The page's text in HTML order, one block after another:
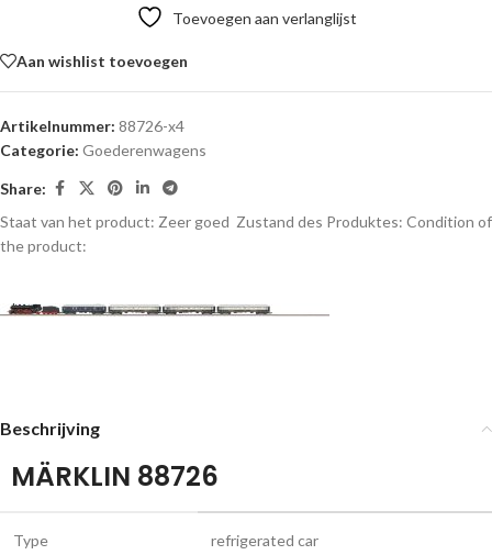
Toevoegen aan verlanglijst
Aan wishlist toevoegen
Artikelnummer: 88726-x4
Categorie: Goederenwagens
Share:
Staat van het product: Zeer goed Zustand des Produktes: Condition of
the product:
Beschrijving
MÄRKLIN 88726
Type refrigerated car